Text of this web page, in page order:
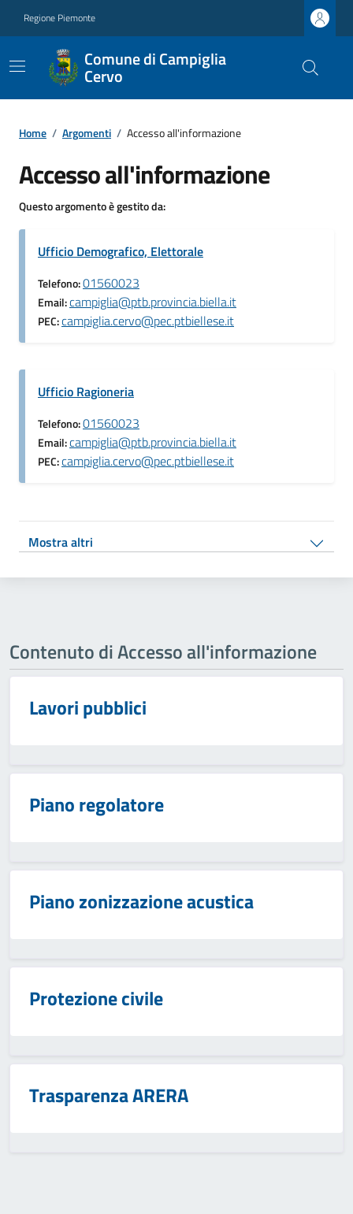
Regione Piemonte
Comune di Campiglia
Cervo
Home / Argomenti / Accesso all'informazione
Accesso all'informazione
Questo argomento è gestito da:
Ufficio Demografico, Elettorale
Telefono:01560023
Email:campiglia@ptb.provincia.biella.it
PEC:campiglia.cervo@pec.ptbiellese.it
Ufficio Ragioneria
Telefono:01560023
Email:campiglia@ptb.provincia.biella.it
PEC:campiglia.cervo@pec.ptbiellese.it
Mostra altri
Contenuto di Accesso all'informazione
Lavori pubblici
Piano regolatore
Piano zonizzazione acustica
Protezione civile
Trasparenza ARERA